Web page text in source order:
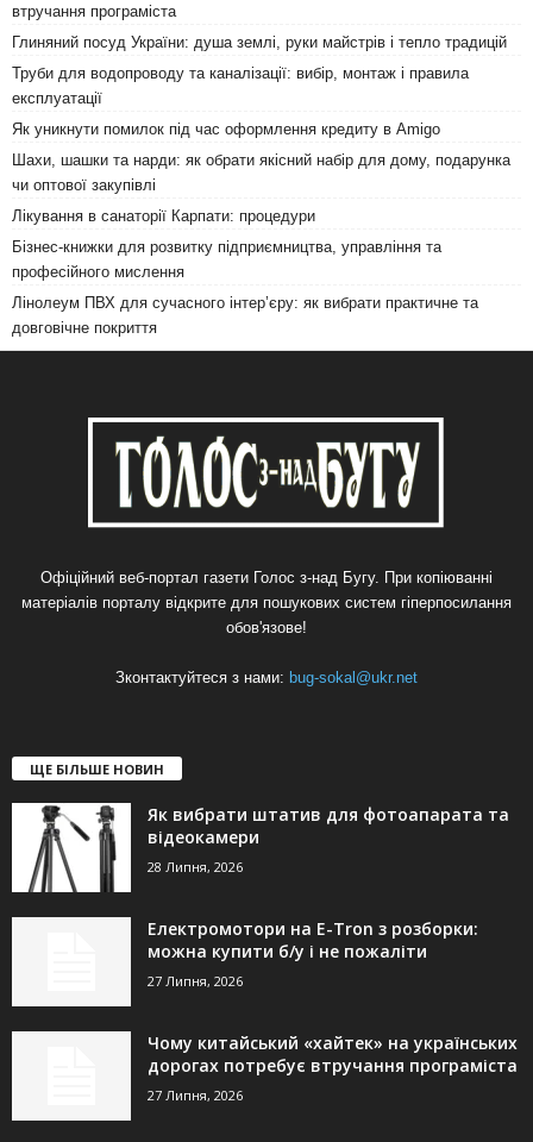
втручання програміста
Глиняний посуд України: душа землі, руки майстрів і тепло традицій
Труби для водопроводу та каналізації: вибір, монтаж і правила
експлуатації
Як уникнути помилок під час оформлення кредиту в Amigo
Шахи, шашки та нарди: як обрати якісний набір для дому, подарунка
чи оптової закупівлі
Лікування в санаторії Карпати: процедури
Бізнес-книжки для розвитку підприємництва, управління та
професійного мислення
Лінолеум ПВХ для сучасного інтер’єру: як вибрати практичне та
довговічне покриття
Офіційний веб-портал газети Голос з-над Бугу. При копіюванні
матеріалів порталу відкрите для пошукових систем гіперпосилання
обов'язове!
Зконтактуйтеся з нами: bug-sokal@ukr.net
ЩЕ БІЛЬШЕ НОВИН
Як вибрати штатив для фотоапарата та
відеокамери
28 Липня, 2026
Електромотори на E-Tron з розборки:
можна купити б/у і не пожаліти
27 Липня, 2026
Чому китайський «хайтек» на українських
дорогах потребує втручання програміста
27 Липня, 2026